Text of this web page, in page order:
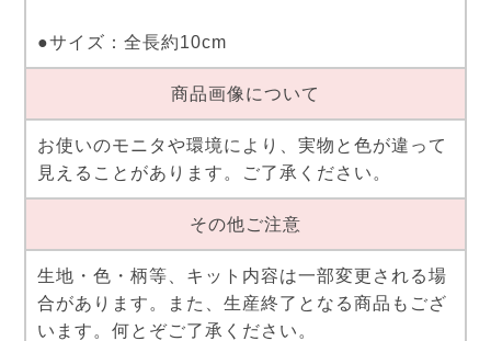
●サイズ：全長約10cm
商品画像について
お使いのモニタや環境により、実物と色が違って
見えることがあります。ご了承ください。
その他ご注意
生地・色・柄等、キット内容は一部変更される場
合があります。また、生産終了となる商品もござ
います。何とぞご了承ください。